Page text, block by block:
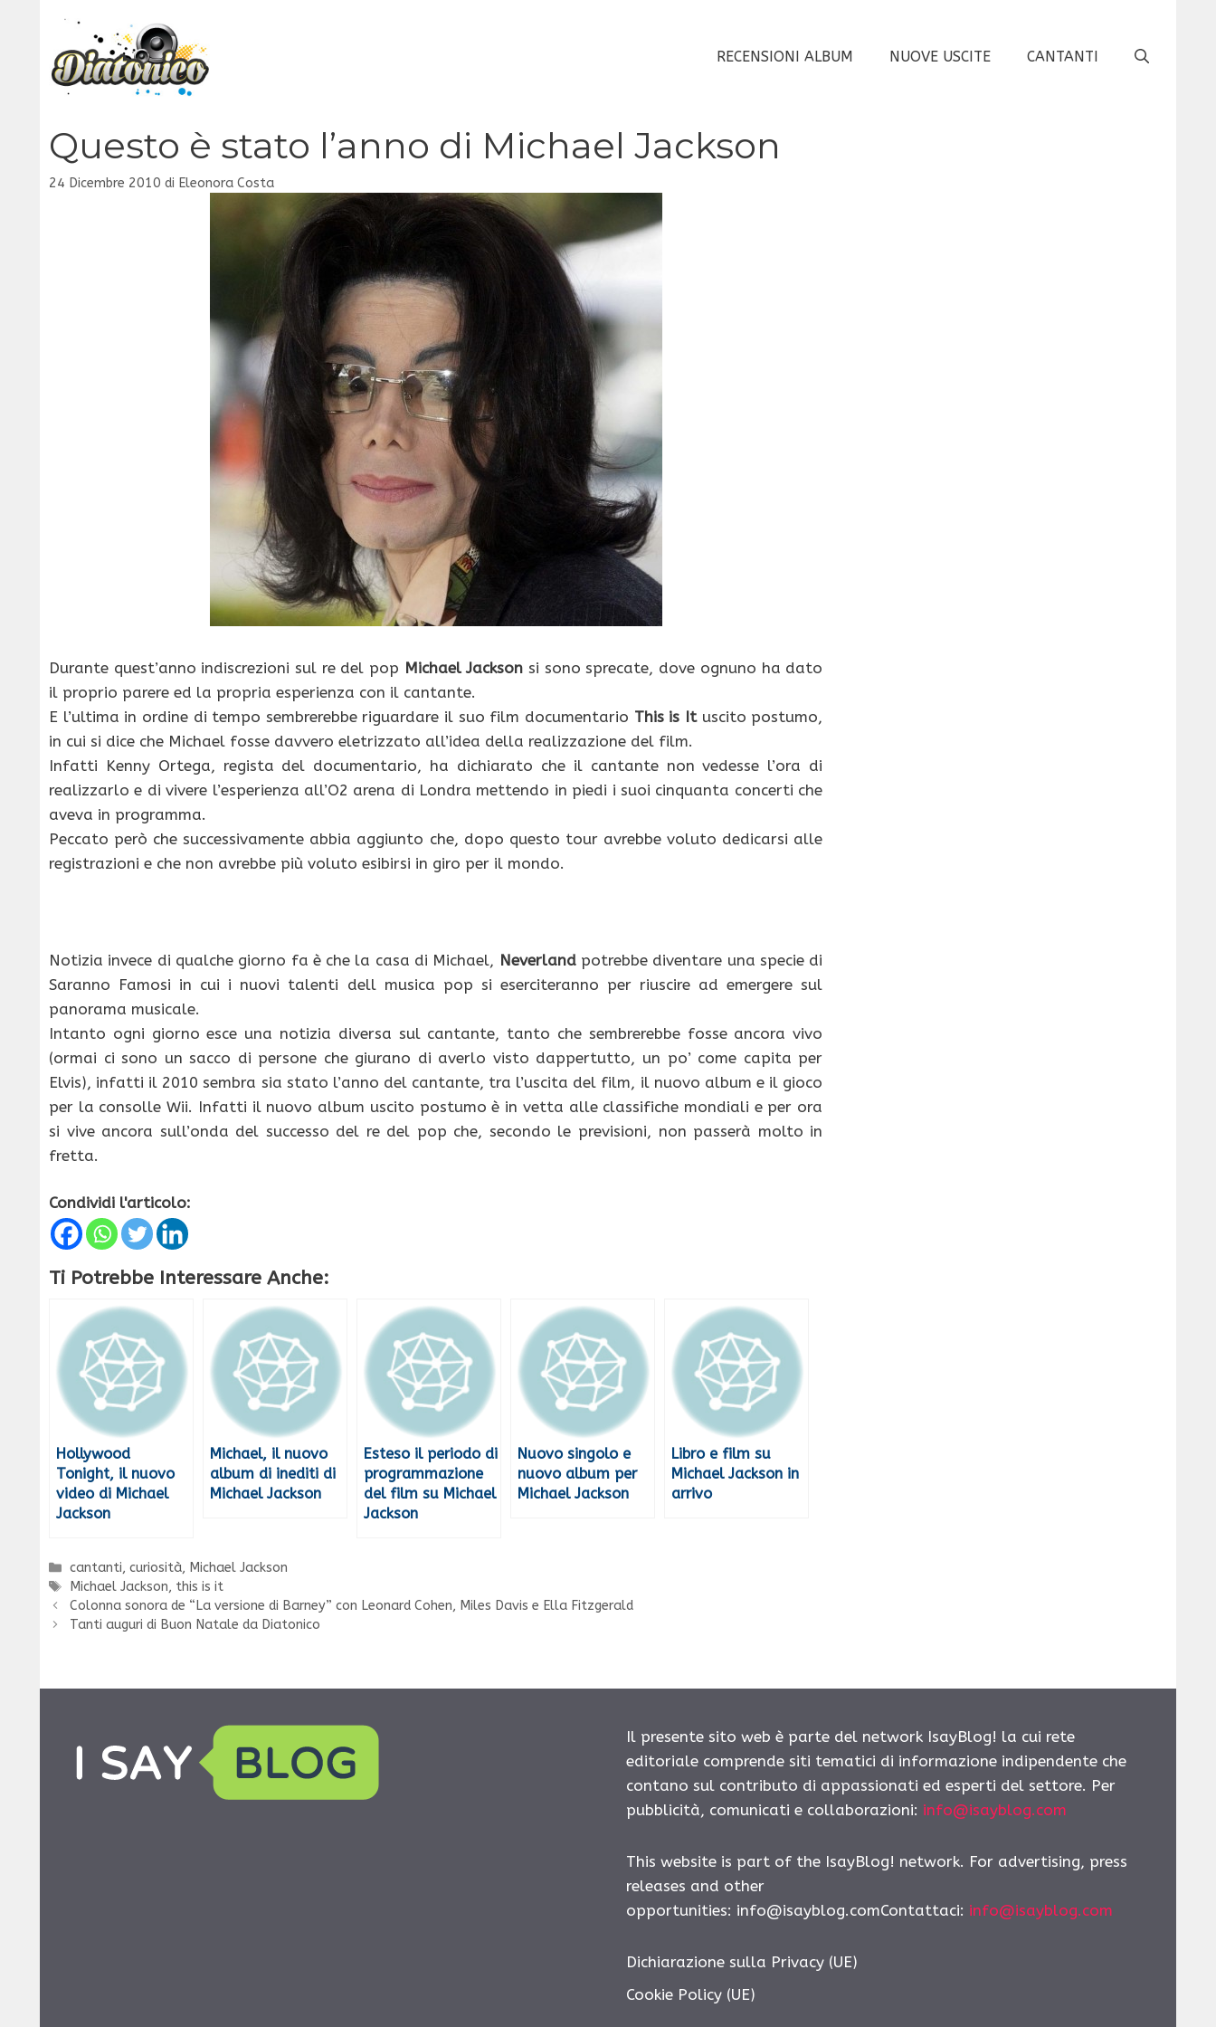
contenuto
RECENSIONI ALBUM NUOVE USCITE CANTANTI
Questo è stato l’anno di Michael Jackson
24 Dicembre 2010 di Eleonora Costa
Durante quest’anno indiscrezioni sul re del pop Michael Jacksonsi sono sprecate, dove ognuno ha dato
il proprio parere ed la propria esperienza con il cantante.
E l’ultima in ordine di tempo sembrerebbe riguardare il suo film documentario This is It uscito postumo,
in cui si dice che Michael fosse davvero eletrizzato all’idea della realizzazione del film.
Infatti Kenny Ortega, regista del documentario, ha dichiarato che il cantante non vedesse l’ora di
realizzarlo e di vivere l’esperienza all’O2 arena di Londra mettendo in piedi i suoi cinquanta concerti che
aveva in programma.
Peccato però che successivamente abbia aggiunto che, dopo questo tour avrebbe voluto dedicarsi alle
registrazioni e che non avrebbe più voluto esibirsi in giro per il mondo.
Notizia invece di qualche giorno fa è che la casa di Michael, Neverlandpotrebbe diventare una specie di
Saranno Famosi in cui i nuovi talenti dell musica pop si eserciteranno per riuscire ad emergere sul
panorama musicale.
Intanto ogni giorno esce una notizia diversa sul cantante, tanto che sembrerebbe fosse ancora vivo
(ormai ci sono un sacco di persone che giurano di averlo visto dappertutto, un po’ come capita per
Elvis), infatti il 2010 sembra sia stato l’anno del cantante, tra l’uscita del film, il nuovo album e il gioco
per la consolle Wii. Infatti il nuovo album uscito postumo è in vetta alle classifiche mondiali e per ora
si vive ancora sull’onda del successo del re del pop che, secondo le previsioni, non passerà molto in
fretta.
Condividi l'articolo:
Ti Potrebbe Interessare Anche:
Hollywood
Tonight, il nuovo
video di Michael
Jackson
Michael, il nuovo
album di inediti di
Michael Jackson
Esteso il periodo di
programmazione
del film su Michael
Jackson
Nuovo singolo e
nuovo album per
Michael Jackson
Libro e film su
Michael Jackson in
arrivo
Categorie
cantanti,curiosità, Michael Jackson
Tag
Michael Jackson, this is it
Colonna sonora de “La versione di Barney” con Leonard Cohen, Miles Davis e Ella Fitzgerald
Tanti auguri di Buon Natale da Diatonico
Il presente sito web è parte del network IsayBlog! la cui rete
editoriale comprende siti tematici di informazione indipendente che
contano sul contributo di appassionati ed esperti del settore. Per
pubblicità, comunicati e collaborazioni: info@isayblog.com
This website is part of the IsayBlog! network. For advertising, press
releases and other
opportunities: info@isayblog.comContattaci: info@isayblog.com
Dichiarazione sulla Privacy (UE)
Cookie Policy (UE)